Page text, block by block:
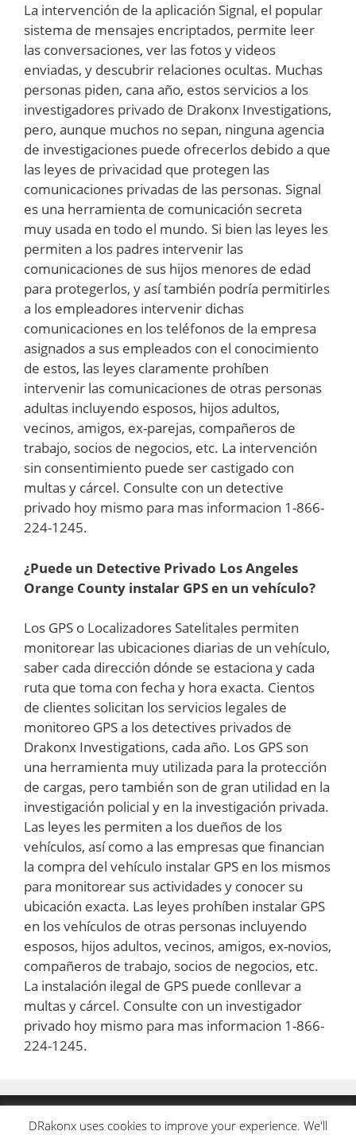
La intervención de la aplicación Signal, el popular
sistema de mensajes encriptados, permite leer
las conversaciones, ver las fotos y videos
enviadas, y descubrir relaciones ocultas. Muchas
personas piden, cana año, estos servicios a los
investigadores privado de Drakonx Investigations,
pero, aunque muchos no sepan, ninguna agencia
de investigaciones puede ofrecerlos debido a que
las leyes de privacidad que protegen las
comunicaciones privadas de las personas. Signal
es una herramienta de comunicación secreta
muy usada en todo el mundo. Si bien las leyes les
permiten a los padres intervenir las
comunicaciones de sus hijos menores de edad
para protegerlos, y así también podría permitirles
a los empleadores intervenir dichas
comunicaciones en los teléfonos de la empresa
asignados a sus empleados con el conocimiento
de estos, las leyes claramente prohíben
intervenir las comunicaciones de otras personas
adultas incluyendo esposos, hijos adultos,
vecinos, amigos, ex-parejas, compañeros de
trabajo, socios de negocios, etc. La intervención
sin consentimiento puede ser castigado con
multas y cárcel. Consulte con un detective
privado hoy mismo para mas informacion 1-866-
224-1245.
¿Puede un Detective Privado Los Angeles
Orange County instalar GPS en un vehículo?
Los GPS o Localizadores Satelitales permiten
monitorear las ubicaciones diarias de un vehículo,
saber cada dirección dónde se estaciona y cada
ruta que toma con fecha y hora exacta. Cientos
de clientes solicitan los servicios legales de
monitoreo GPS a los detectives privados de
Drakonx Investigations, cada año. Los GPS son
una herramienta muy utilizada para la protección
de cargas, pero también son de gran utilidad en la
investigación policial y en la investigación privada.
Las leyes les permiten a los dueños de los
vehículos, así como a las empresas que financian
la compra del vehículo instalar GPS en los mismos
para monitorear sus actividades y conocer su
ubicación exacta. Las leyes prohíben instalar GPS
en los vehículos de otras personas incluyendo
esposos, hijos adultos, vecinos, amigos, ex-novios,
compañeros de trabajo, socios de negocios, etc.
La instalación ilegal de GPS puede conllevar a
multas y cárcel. Consulte con un investigador
privado hoy mismo para mas informacion 1-866-
224-1245.
INFO@DRAKONX.COM
DRakonx uses cookies to improve your experience. We'll